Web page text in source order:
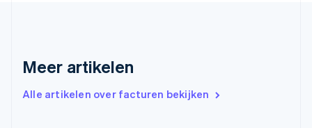
Meer artikelen
Alle artikelen over facturen bekijken
English
Hongkong SAR, China
English简体中文